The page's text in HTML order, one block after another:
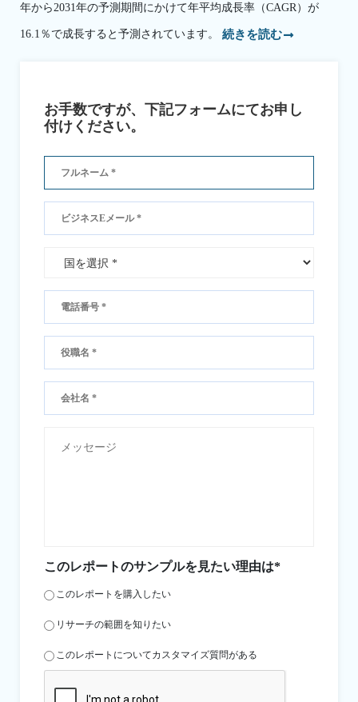
年から2031年の予測期間にかけて年平均成長率（CAGR）が
16.1％で成長すると予測されています。 続きを読む
お手数ですが、下記フォームにてお申し
付けください。
このレポートのサンプルを見たい理由は*
このレポートを購入したい
リサーチの範囲を知りたい
このレポートについてカスタマイズ質問がある